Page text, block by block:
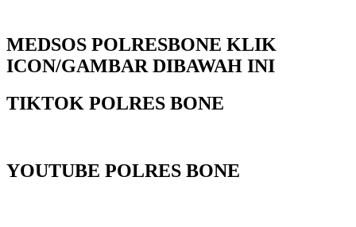
MEDSOS POLRESBONE KLIK
ICON/GAMBAR DIBAWAH INI
TIKTOK POLRES BONE
YOUTUBE POLRES BONE